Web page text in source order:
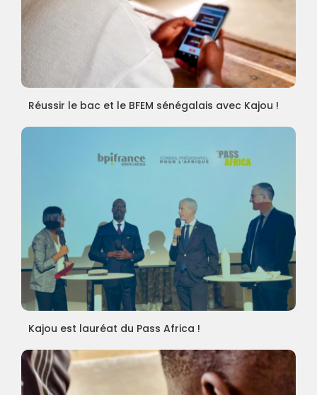
Réussir le bac et le BFEM sénégalais avec Kajou !
Kajou est lauréat du Pass Africa !